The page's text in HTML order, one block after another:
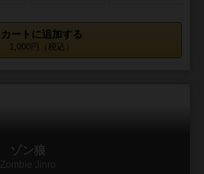
カートに追加する
1,000円（税込）
ゾン狼
Zombie Jinro